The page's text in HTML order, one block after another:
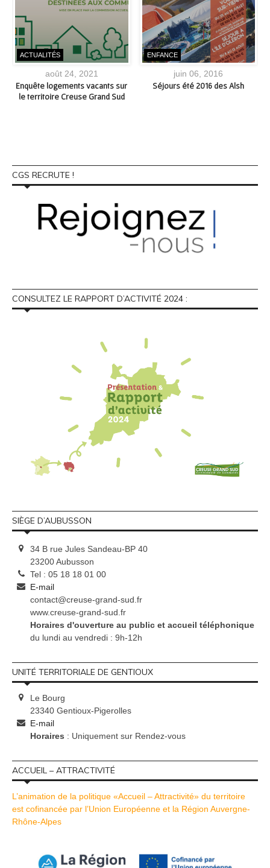
ACTUALITÉS
août 24, 2021
Enquête logements vacants sur
le territoire Creuse Grand Sud
ENFANCE
juin 06, 2016
Séjours été 2016 des Alsh
CGS RECRUTE !
CONSULTEZ LE RAPPORT D’ACTIVITÉ 2024 :
SIÈGE D’AUBUSSON
34 B rue Jules Sandeau-BP 40
23200 Aubusson
Tel : 05 18 18 01 00
E-mail
contact@creuse-grand-sud.fr
www.creuse-grand-sud.fr
Horaires d'ouverture au public et accueil téléphonique
du lundi au vendredi : 9h-12h
UNITÉ TERRITORIALE DE GENTIOUX
Le Bourg
23340 Gentioux-Pigerolles
E-mail
Horaires : Uniquement sur Rendez-vous
ACCUEIL – ATTRACTIVITÉ
L’animation de la politique «Accueil – Attractivité» du territoire
est cofinancée par l’Union Européenne et la Région Auvergne-
Rhône-Alpes